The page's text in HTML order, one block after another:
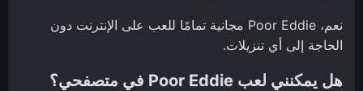
نعم، Poor Eddie مجانية تمامًا للعب على الإنترنت دون
الحاجة إلى أي تنزيلات.
هل يمكنني لعب Poor Eddie في متصفحي؟